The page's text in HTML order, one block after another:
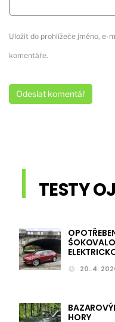
Uložit do prohlížeče jméno, e-
komentáře.
TESTY
20. 4.
HORY